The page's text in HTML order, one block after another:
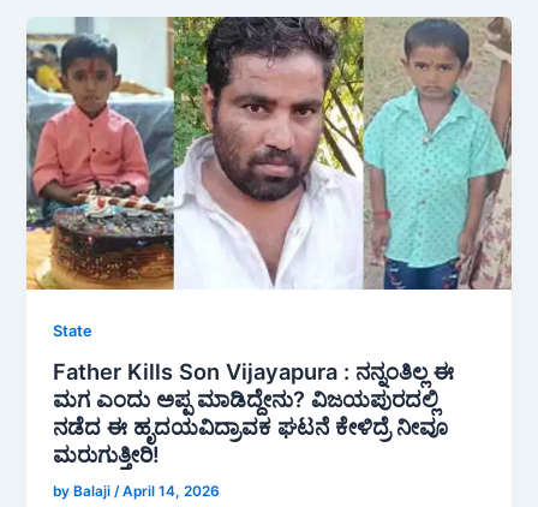
e
b
o
o
k
s
A
p
p
e
State
Father Kills Son Vijayapura : ನನ್ನಂತಿಲ್ಲ ಈ
ಮಗ ಎಂದು ಅಪ್ಪ ಮಾಡಿದ್ದೇನು? ವಿಜಯಪುರದಲ್ಲಿ
ನಡೆದ ಈ ಹೃದಯವಿದ್ರಾವಕ ಘಟನೆ ಕೇಳಿದ್ರೆ ನೀವೂ
ಮರುಗುತ್ತೀರಿ!
by Balaji/April 14, 2026